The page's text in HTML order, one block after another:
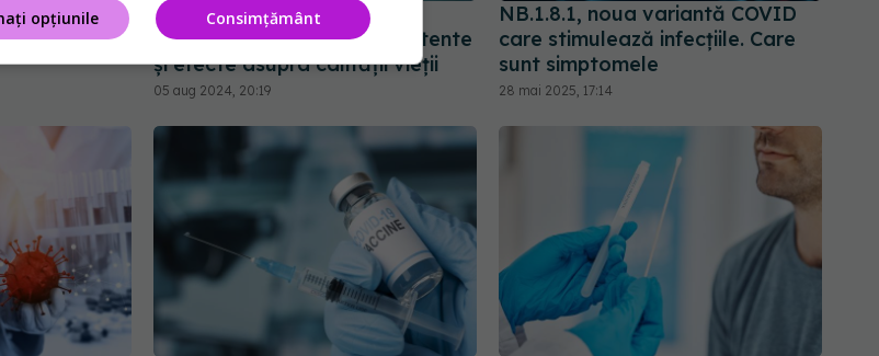
testat
Impactul pe termen lung al
COVID-19: Simptome persistente
și efecte asupra calității vieții
05 aug 2024, 20:19
NB.1.8.1, noua variantă COVID
care stimulează infecțiile. Care
sunt simptomele
28 mai 2025, 17:14
Consimțământ
opțiunile